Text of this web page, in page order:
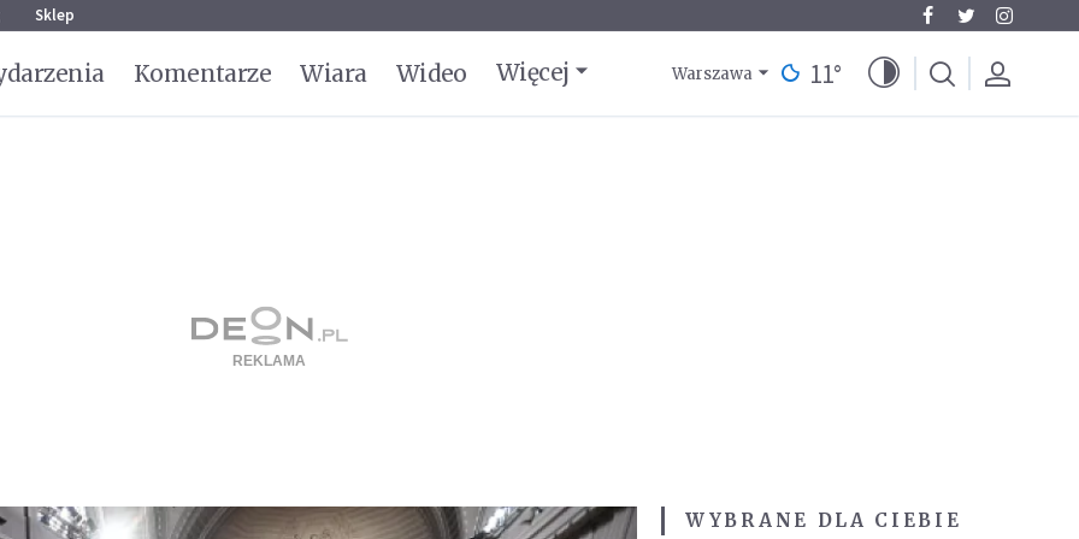
Sklep
Komentarze Wiara Wideo Więcej Warszawa 11°
WYBRANE DLA CIEBIE